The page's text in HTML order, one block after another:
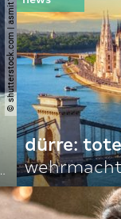
© shutterstock.com | asmit17
empfehlungen
dürre: